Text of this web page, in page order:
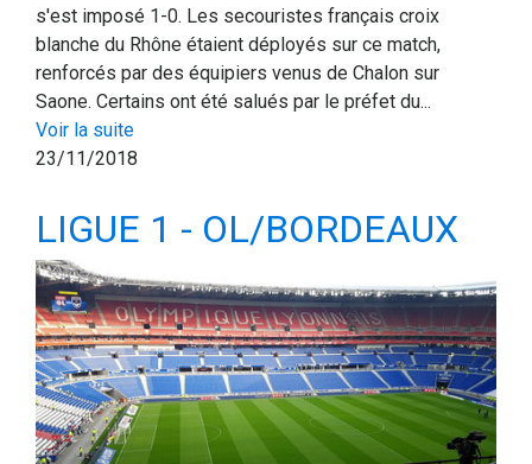
s'est imposé 1-0. Les secouristes français croix
blanche du Rhône étaient déployés sur ce match,
renforcés par des équipiers venus de Chalon sur
Saone. Certains ont été salués par le préfet du...
Voir la suite
23/11/2018
LIGUE 1 - OL/BORDEAUX